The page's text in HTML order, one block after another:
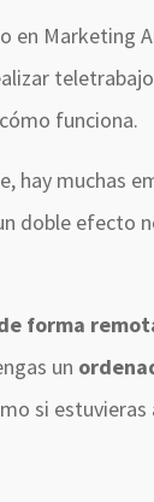
en Marketing
funciona.
hay muchas
doble efecto
forma
un
si estuvieras